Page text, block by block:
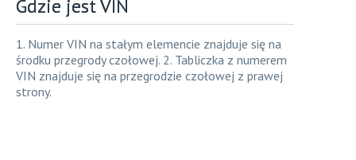
Gdzie jest VIN
1. Numer VIN na stałym elemencie znajduje się na
środku przegrody czołowej. 2. Tabliczka z numerem
VIN znajduje się na przegrodzie czołowej z prawej
strony.